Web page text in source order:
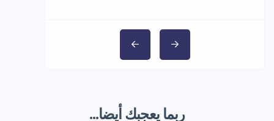
ربما يعجبك أيضا...